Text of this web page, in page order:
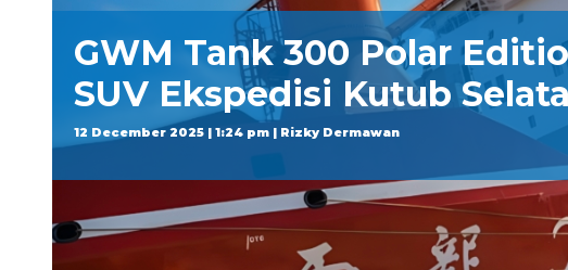
GWM Tank 300 Polar
SUV Ekspedisi Kutub
12 December 2025 | 1:24 pm | Rizky Dermawan